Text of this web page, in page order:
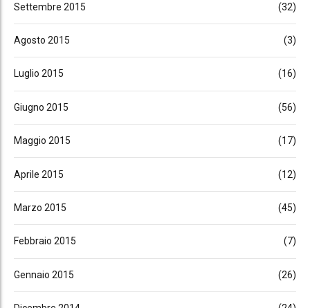
Settembre 2015 (32)
Agosto 2015 (3)
Luglio 2015 (16)
Giugno 2015 (56)
Maggio 2015 (17)
Aprile 2015 (12)
Marzo 2015 (45)
Febbraio 2015 (7)
Gennaio 2015 (26)